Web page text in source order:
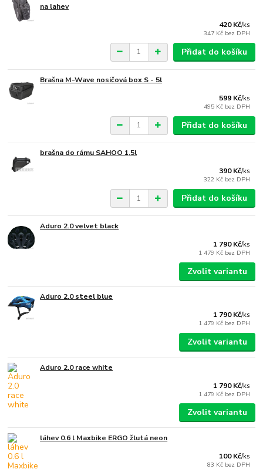
na lahev
420 Kč/ks
347 Kč bez DPH
Přidat do košíku
Brašna M-Wave nosičová box S - 5l
599 Kč/ks
495 Kč bez DPH
Přidat do košíku
brašna do rámu SAHOO 1,5l
390 Kč/ks
322 Kč bez DPH
Přidat do košíku
Aduro 2.0 velvet black
1 790 Kč/ks
1 479 Kč bez DPH
Zvolit variantu
Aduro 2.0 steel blue
1 790 Kč/ks
1 479 Kč bez DPH
Zvolit variantu
Aduro 2.0 race white
1 790 Kč/ks
1 479 Kč bez DPH
Zvolit variantu
láhev 0.6 l Maxbike ERGO žlutá neon
100 Kč/ks
83 Kč bez DPH